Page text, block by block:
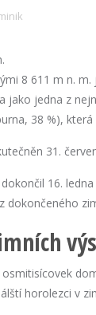
8 611 m n.
jako jedna z
38 %),
31.
16.
dokončeného
horolezci v